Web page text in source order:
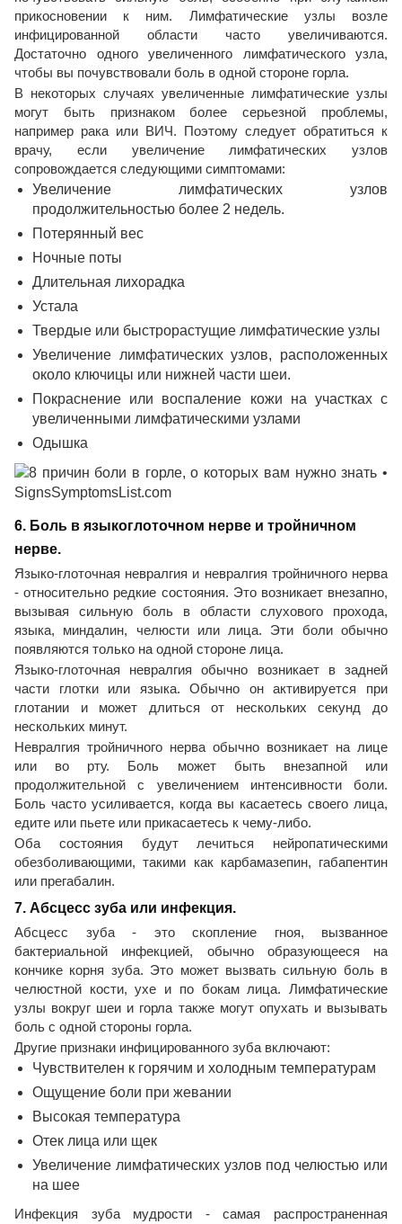
прикосновении к ним. Лимфатические узлы возле
инфицированной области часто увеличиваются.
Достаточно одного увеличенного лимфатического узла,
чтобы вы почувствовали боль в одной стороне горла.
В некоторых случаях увеличенные лимфатические узлы
могут быть признаком более серьезной проблемы,
например рака или ВИЧ. Поэтому следует обратиться к
врачу, если увеличение лимфатических узлов
сопровождается следующими симптомами:
Увеличение лимфатических узлов
продолжительностью более 2 недель.
Потерянный вес
Ночные поты
Длительная лихорадка
Устала
Твердые или быстрорастущие лимфатические узлы
Увеличение лимфатических узлов, расположенных
около ключицы или нижней части шеи.
Покраснение или воспаление кожи на участках с
увеличенными лимфатическими узлами
Одышка
6. Боль в языкоглоточном нерве и тройничном
нерве.
Языко-глоточная невралгия и невралгия тройничного нерва
- относительно редкие состояния. Это возникает внезапно,
вызывая сильную боль в области слухового прохода,
языка, миндалин, челюсти или лица. Эти боли обычно
появляются только на одной стороне лица.
Языко-глоточная невралгия обычно возникает в задней
части глотки или языка. Обычно он активируется при
глотании и может длиться от нескольких секунд до
нескольких минут.
Невралгия тройничного нерва обычно возникает на лице
или во рту. Боль может быть внезапной или
продолжительной с увеличением интенсивности боли.
Боль часто усиливается, когда вы касаетесь своего лица,
едите или пьете или прикасаетесь к чему-либо.
Оба состояния будут лечиться нейропатическими
обезболивающими, такими как карбамазепин, габапентин
или прегабалин.
7. Абсцесс зуба или инфекция.
Абсцесс зуба - это скопление гноя, вызванное
бактериальной инфекцией, обычно образующееся на
кончике корня зуба. Это может вызвать сильную боль в
челюстной кости, ухе и по бокам лица. Лимфатические
узлы вокруг шеи и горла также могут опухать и вызывать
боль с одной стороны горла.
Другие признаки инфицированного зуба включают:
Чувствителен к горячим и холодным температурам
Ощущение боли при жевании
Высокая температура
Отек лица или щек
Увеличение лимфатических узлов под челюстью или
на шее
Инфекция зуба мудрости - самая распространенная